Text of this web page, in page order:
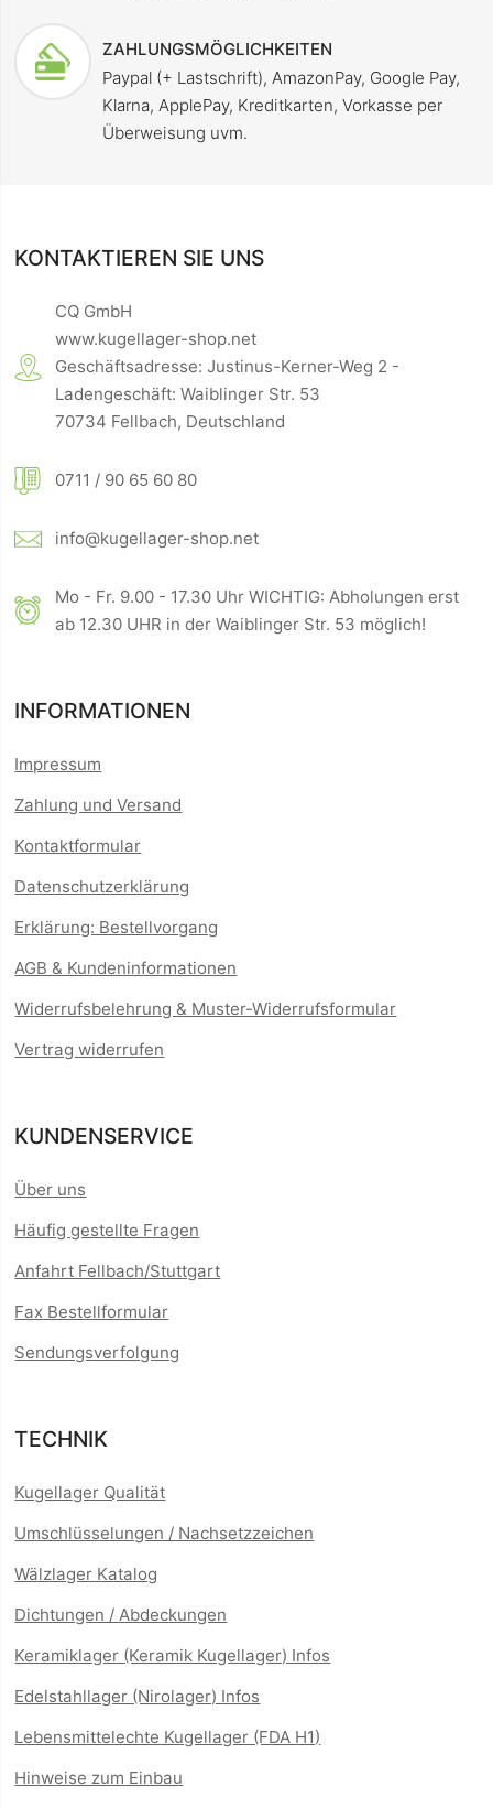
ZAHLUNGSMÖGLICHKEITEN
Paypal (+ Lastschrift), AmazonPay, Google Pay,
Klarna, ApplePay, Kreditkarten, Vorkasse per
Überweisung uvm.
KONTAKTIEREN SIE UNS
CQ GmbH
www.kugellager-shop.net
Geschäftsadresse: Justinus-Kerner-Weg 2 -
Ladengeschäft: Waiblinger Str. 53
70734 Fellbach, Deutschland
0711 / 90 65 60 80
info@kugellager-shop.net
Mo - Fr. 9.00 - 17.30 Uhr WICHTIG: Abholungen erst
ab 12.30 UHR in der Waiblinger Str. 53 möglich!
INFORMATIONEN
Impressum
Zahlung und Versand
Kontaktformular
Datenschutzerklärung
Erklärung: Bestellvorgang
AGB & Kundeninformationen
Widerrufsbelehrung & Muster-Widerrufsformular
Vertrag widerrufen
KUNDENSERVICE
Über uns
Häufig gestellte Fragen
Anfahrt Fellbach/Stuttgart
Fax Bestellformular
Sendungsverfolgung
TECHNIK
Kugellager Qualität
Umschlüsselungen / Nachsetzzeichen
Wälzlager Katalog
Dichtungen / Abdeckungen
Keramiklager (Keramik Kugellager) Infos
Edelstahllager (Nirolager) Infos
Lebensmittelechte Kugellager (FDA H1)
Hinweise zum Einbau